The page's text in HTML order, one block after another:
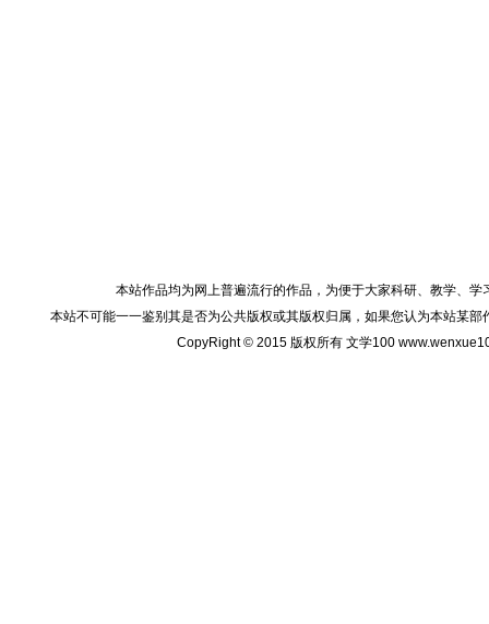
本站作品均为网上普遍流行的作品，为便于大家科研、教学、
本站不可能一一鉴别其是否为公共版权或其版权归属，如果您认为本站某
CopyRight © 2015 版权所有 文学100